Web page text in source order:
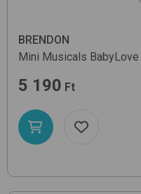
BRENDON
Mini Musicals BabyLove
5 190 Ft